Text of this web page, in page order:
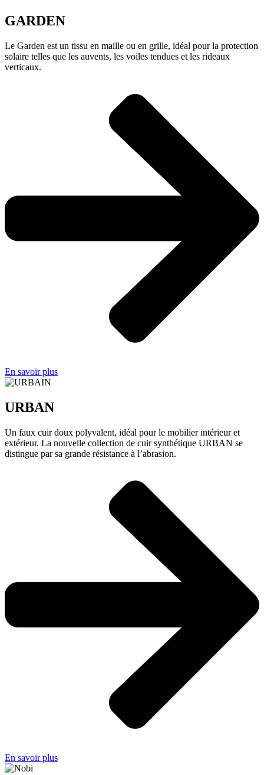
GARDEN
Le Garden est un tissu en maille ou en grille, idéal pour la protection
solaire telles que les auvents, les voiles tendues et les rideaux
verticaux.
En savoir plus
URBAN
Un faux cuir doux polyvalent, idéal pour le mobilier intérieur et
extérieur. La nouvelle collection de cuir synthétique URBAN se
distingue par sa grande résistance à l’abrasion.
En savoir plus